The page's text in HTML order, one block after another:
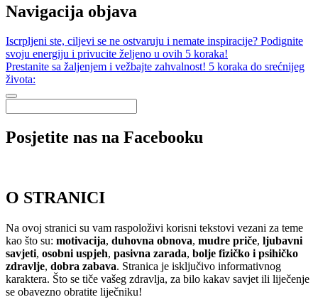
Navigacija objava
Iscrpljeni ste, ciljevi se ne ostvaruju i nemate inspiracije? Podignite
svoju energiju i privucite željeno u ovih 5 koraka!
Prestanite sa žaljenjem i vežbajte zahvalnost! 5 koraka do srećnijeg
života:
Posjetite nas na Facebooku
O STRANICI
Na ovoj stranici su vam raspoloživi korisni tekstovi vezani za teme
kao što su: motivacija, duhovna obnova, mudre priče, ljubavni
savjeti, osobni uspjeh, pasivna zarada, bolje fizičko i psihičko
zdravlje, dobra zabava. Stranica je isključivo informativnog
karaktera. Što se tiče vašeg zdravlja, za bilo kakav savjet ili liječenje
se obavezno obratite liječniku!